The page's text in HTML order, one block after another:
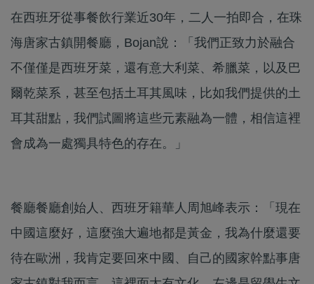
在西班牙從事餐飲行業近30年，二人一拍即合，在珠
海唐家古鎮開餐廳，Bojan說：「我們正致力於融合
不僅僅是西班牙菜，還有意大利菜、希臘菜，以及巴
爾乾菜系，甚至包括土耳其風味，比如我們提供的土
耳其甜點，我們試圖將這些元素融為一體，相信這裡
會成為一處獨具特色的存在。」
餐廳餐廳創始人、西班牙籍華人周旭峰表示：「現在
中國這麼好，這麼強大遍地都是黃金，我為什麼還要
待在歐洲，我肯定要回來中國、自己的國家幹點事唐